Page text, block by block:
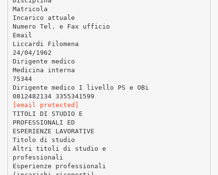
Matricola
Incarico attuale
Numero Tel. e Fax ufficio
Email
Liccardi Filomena
24/04/1962
Dirigente medico
Medicina interna
75344
Dirigente medico I livello PS e OBi
[email protected]
TITOLI DI STUDIO E
PROFESSIONALI ED
ESPERIENZE LAVORATIVE
Titolo di studio
Altri titoli di studio e
professionali
Esperienze professionali